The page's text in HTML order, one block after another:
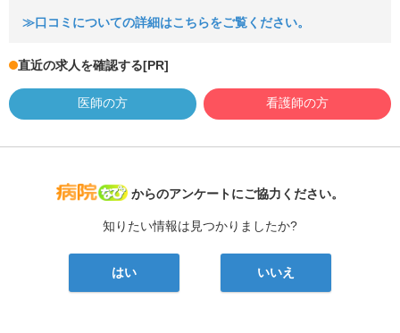
≫口コミについての詳細はこちらをご覧ください。
直近の求人を確認する[PR]
医師の方 看護師の方
病院なび
からのアンケートにご協力ください。
知りたい情報は見つかりましたか?
はい いいえ